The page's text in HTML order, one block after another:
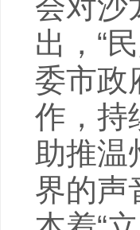
会对沙
出，“
委市政
作，持
助推温
界的声